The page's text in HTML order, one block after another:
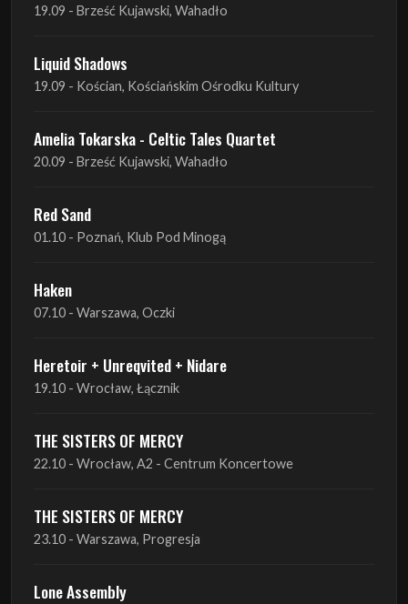
19.09 - Brześć Kujawski, Wahadło
Liquid Shadows
19.09 - Kościan, Kościańskim Ośrodku Kultury
Amelia Tokarska - Celtic Tales Quartet
20.09 - Brześć Kujawski, Wahadło
Red Sand
01.10 - Poznań, Klub Pod Minogą
Haken
07.10 - Warszawa, Oczki
Heretoir + Unreqvited + Nidare
19.10 - Wrocław, Łącznik
THE SISTERS OF MERCY
22.10 - Wrocław, A2 - Centrum Koncertowe
THE SISTERS OF MERCY
23.10 - Warszawa, Progresja
Lone Assembly